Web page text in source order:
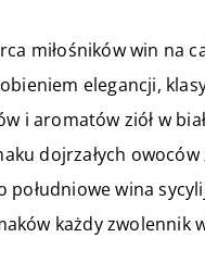
miłośników win na
elegancji,
i aromatów ziół w
dojrzałych owoców
wina
każdy zwolennik